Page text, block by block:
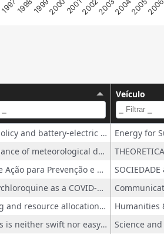
199719981999200020012002200320042005
Veículo
Public policy and battery-electric bus deployment in Latin America: A critical review through the Brazilian lens
Performance of meteorological data for drought monitoring in areas of the Brazilian Semi-Arid
Plano de Ação para Prevenção e Controle do Desmatamento na Amazônia Legal (PPCDAm): Uma Revisão de Escopo sobre Institucionalização, Eficácia e Desmantelamento
Hydroxychloroquine as a COVID-19 treatment: an analysis of Brazil?s far-right media
Planning and resource allocation models in research-intensive universities: budget allocation and the search for excellence
Progress is neither swift nor easy: assessing funding agencies' capacity to address science inequities Science